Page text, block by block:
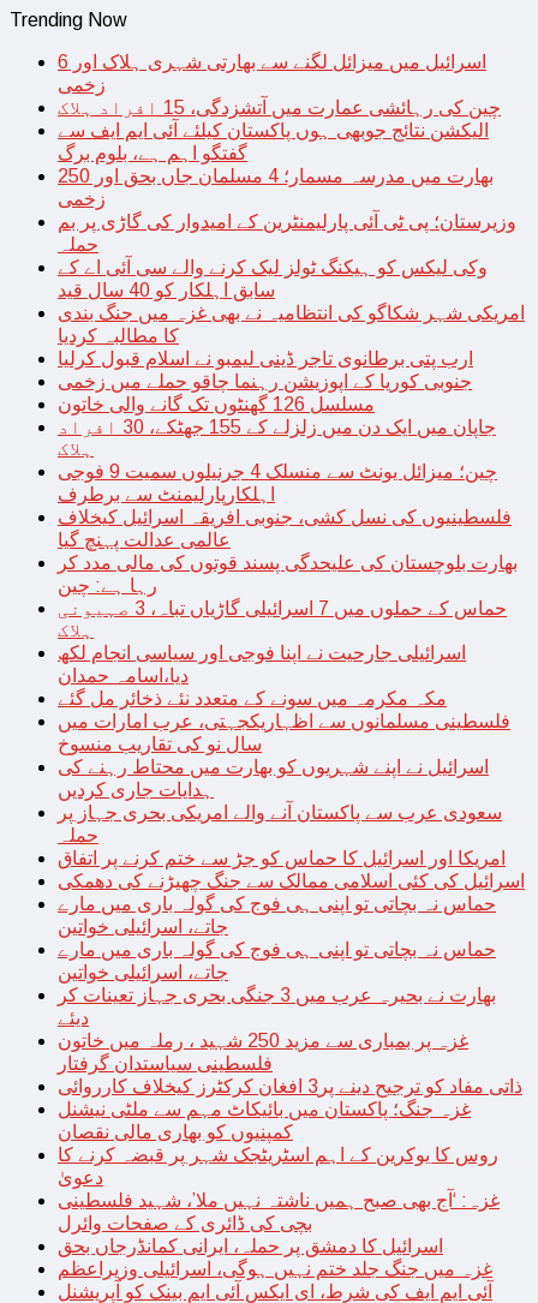
Trending Now
اسرائیل میں میزائل لگنے سے بھارتی شہری ہلاک اور 6
زخمی
چین کی رہائشی عمارت میں آتشزدگی، 15 افراد ہلاک
الیکشن نتائج جوبھی ہوں پاکستان کیلئے آئی ایم ایف سے
گفتگو اہم ہے، بلوم برگ
بھارت میں مدرسہ مسمار؛ 4 مسلمان جاں بحق اور 250
زخمی
وزیرستان؛ پی ٹی آئی پارلیمنٹرین کے امیدوار کی گاڑی پر بم
حملہ
وکی لیکس کو ہیکنگ ٹولز لیک کرنے والے سی آئی اے کے
سابق اہلکار کو 40 سال قید
امریکی شہر شکاگو کی انتظامیہ نے بھی غزہ میں جنگ بندی
کا مطالبہ کردیا
ارب پتی برطانوی تاجر ڈینی لیمبو نے اسلام قبول کرلیا
جنوبی کوریا کے اپوزیشن رہنما چاقو حملے میں زخمی
مسلسل 126 گھنٹوں تک گانے والی خاتون
جاپان میں ایک دن میں زلزلے کے 155 جھٹکے، 30 افراد
ہلاک
چین؛ میزائل یونٹ سے منسلک 4 جرنیلوں سمیت 9 فوجی
اہلکارپارلیمنٹ سے برطرف
فلسطینیوں کی نسل کشی، جنوبی افریقہ اسرائیل کیخلاف
عالمی عدالت پہنچ گیا
بھارت بلوچستان کی علیحدگی پسند قوتوں کی مالی مدد کر
رہا ہے: چین
حماس کے حملوں میں 7 اسرائیلی گاڑیاں تباہ، 3 صہیونی
ہلاک
اسرائیلی جارحیت نے اپنا فوجی اور سیاسی انجام لکھ
دیا،اسامہ حمدان
مکہ مکرمہ میں سونے کے متعدد نئے ذخائر مل گئے
فلسطینی مسلمانوں سے اظہاریکجہتی، عرب امارات میں
سال نو کی تقاریب منسوخ
اسرائیل نے اپنے شہریوں کو بھارت میں محتاط رہنے کی
ہدایات جاری کردیں
سعودی عرب سے پاکستان آنے والے امریکی بحری جہاز پر
حملہ
امریکا اور اسرائیل کا حماس کو جڑ سے ختم کرنے پر اتفاق
اسرائیل کی کئی اسلامی ممالک سے جنگ چھیڑنے کی دھمکی
حماس نہ بچاتی تو اپنی ہی فوج کی گولہ باری میں مارے
جاتے، اسرائیلی خواتین
حماس نہ بچاتی تو اپنی ہی فوج کی گولہ باری میں مارے
جاتے، اسرائیلی خواتین
بھارت نے بحیرہ عرب میں 3 جنگی بحری جہاز تعینات کر
دیئے
غزہ پر بمباری سے مزید 250 شہید ، رملہ میں خاتون
فلسطینی سیاستدان گرفتار
ذاتی مفاد کو ترجیح دینے پر3 افغان کرکٹرز کیخلاف کارروائی
غزہ جنگ؛ پاکستان میں بائیکاٹ مہم سے ملٹی نیشنل
کمپنیوں کو بھاری مالی نقصان
روس کا یوکرین کے اہم اسٹریٹجک شہر پر قبضہ کرنے کا
دعویٰ
غزہ: ‘آج بھی صبح ہمیں ناشتہ نہیں ملا’، شہید فلسطینی
بچی کی ڈائری کے صفحات وائرل
اسرائیل کا دمشق پر حملہ، ایرانی کمانڈرجاں بحق
غزہ میں جنگ جلد ختم نہیں ہوگی، اسرائیلی وزیراعظم
آئی ایم ایف کی شرط، ای ایکس آئی ایم بینک کو آپریشنل